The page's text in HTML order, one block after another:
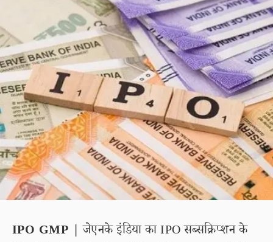
IPO GMP | जेएनके इंडिया का IPO सब्सक्रिप्शन के